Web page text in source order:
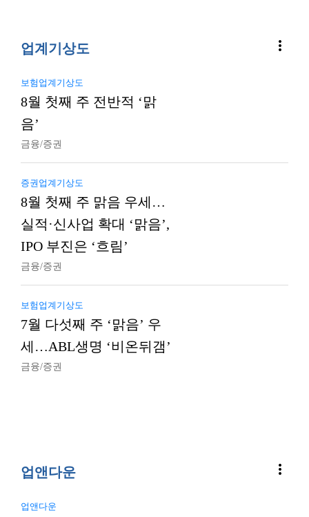
업계기상도 more_vert
보험업계기상도
8월 첫째 주 전반적 ‘맑
음’
금융/증권
증권업계기상도
8월 첫째 주 맑음 우세…
실적·신사업 확대 ‘맑음’,
IPO 부진은 ‘흐림’
금융/증권
보험업계기상도
7월 다섯째 주 ‘맑음’ 우
세…ABL생명 ‘비온뒤갬’
금융/증권
업앤다운 more_vert
업앤다운